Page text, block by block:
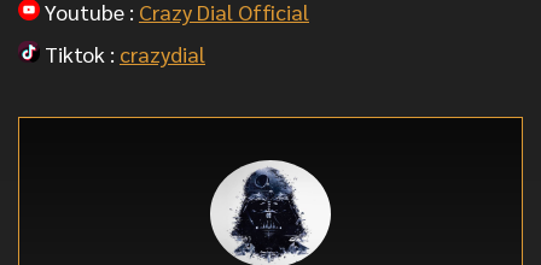
Youtube : Crazy Dial Official
Tiktok : crazydial